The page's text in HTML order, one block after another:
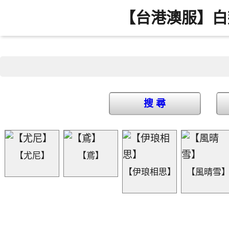
【台港澳服】
搜 尋
【尤尼】
【鳶】
【伊琅相思】
【風晴雪